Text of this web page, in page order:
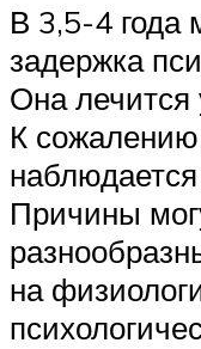
В 3,5-4 года
задержка
Она лечится
К
Причины
на